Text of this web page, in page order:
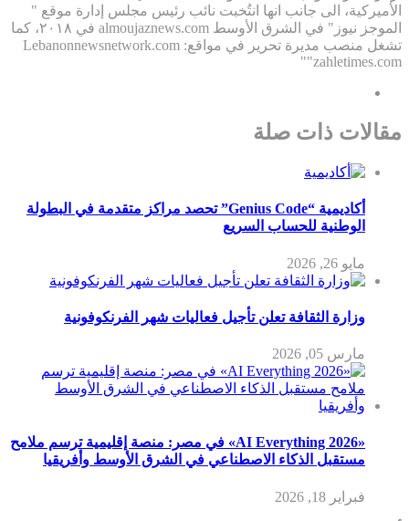
الأميركية، الى جانب انها انتُخبت نائب رئيس مجلس إدارة موقع "
الموجز نيوز" في الشرق الأوسط almoujaznews.com في ٢٠١٨، كما
تشغل منصب مديرة تحرير في مواقع: Lebanonnewsnetwork.com
"zahletimes.com"
مقالات ذات صلة
أكاديمية “Genius Code” تحصد مراكز متقدمة في البطولة
الوطنية للحساب السريع
مايو 26, 2026
وزارة الثقافة تعلن تأجيل فعاليات شهر الفرنكوفونية
مارس 05, 2026
«AI Everything 2026» في مصر: منصة إقليمية ترسم ملامح
مستقبل الذكاء الاصطناعي في الشرق الأوسط وأفريقيا
فبراير 18, 2026